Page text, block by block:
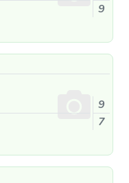
9
9
7